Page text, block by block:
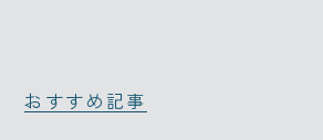
おすすめ記事